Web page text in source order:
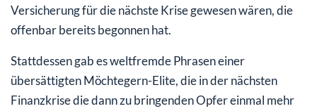
Versicherung für die nächste Krise gewesen wären, die
offenbar bereits begonnen hat.
Stattdessen gab es weltfremde Phrasen einer
übersättigten Möchtegern-Elite, die in der nächsten
Finanzkrise die dann zu bringenden Opfer einmal mehr